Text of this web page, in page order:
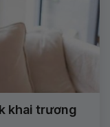
khai trương